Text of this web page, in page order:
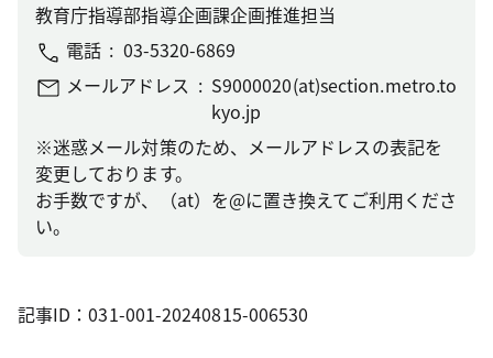
教育庁指導部指導企画課企画推進担当
電話
03-5320-6869
メールアドレス
S9000020(at)section.metro.to
kyo.jp
※迷惑メール対策のため、メールアドレスの表記を
変更しております。
お手数ですが、（at）を@に置き換えてご利用くださ
い。
記事ID：031-001-20240815-006530